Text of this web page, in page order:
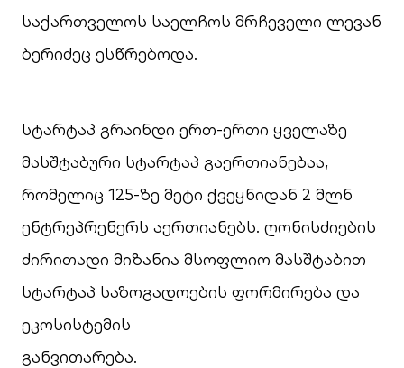
საქართველოს საელჩოს მრჩეველი ლევან
ბერიძეც ესწრებოდა.
სტარტაპ გრაინდი ერთ-ერთი ყველაზე
მასშტაბური სტარტაპ გაერთიანებაა,
რომელიც 125-ზე მეტი ქვეყნიდან 2 მლნ
ენტრეპრენერს აერთიანებს. ღონისძიების
ძირითადი მიზანია მსოფლიო მასშტაბით
სტარტაპ საზოგადოების ფორმირება და
ეკოსისტემის
განვითარება.